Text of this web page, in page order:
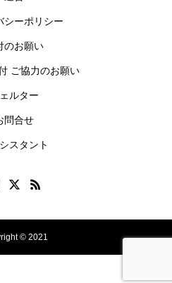
シーポリシー
のお願い
ご協力のお願い
ルター
問合せ
スタント
© 2021